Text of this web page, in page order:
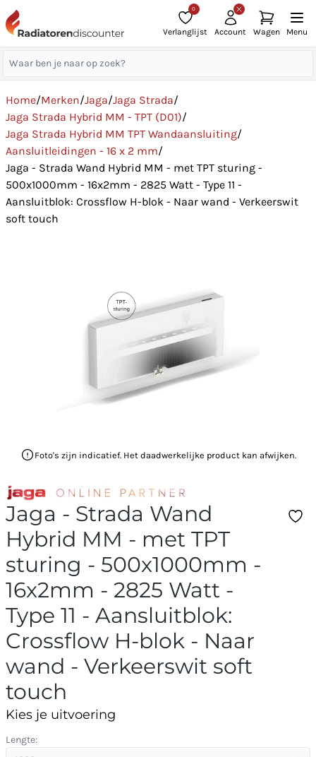
0
Verlanglijst Account Wagen Menu
Home/Merken/Jaga/Jaga Strada/
Jaga Strada Hybrid MM - TPT (D01)/
Jaga Strada Hybrid MM TPT Wandaansluiting/
Aansluitleidingen - 16 x 2 mm/
Jaga - Strada Wand Hybrid MM - met TPT sturing -
500x1000mm - 16x2mm - 2825 Watt - Type 11 -
Aansluitblok: Crossflow H-blok - Naar wand - Verkeerswit
soft touch
Foto's zijn indicatief. Het daadwerkelijke product kan afwijken.
Jaga - Strada Wand
Hybrid MM - met TPT
sturing - 500x1000mm -
16x2mm - 2825 Watt -
Type 11 - Aansluitblok:
Crossflow H-blok - Naar
wand - Verkeerswit soft
touch
Kies je uitvoering
Lengte: